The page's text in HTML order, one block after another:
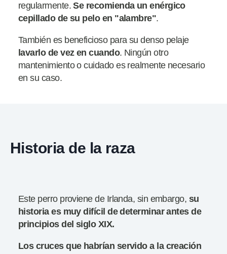
regularmente.Se recomienda un enérgico
cepillado de su pelo en "alambre".
También es beneficioso para su denso pelaje
lavarlo de vez en cuando. Ningún otro
mantenimiento o cuidado es realmente necesario
en su caso.
Historia de la raza
Este perro proviene de Irlanda, sin embargo, su
historia es muy difícil de determinar antes de
principios del siglo XIX.
Los cruces que habrían servido a la creación